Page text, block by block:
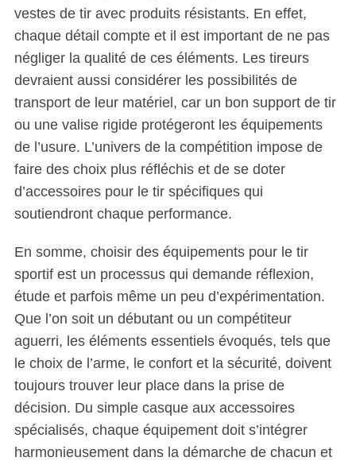
vestes de tir avec produits résistants. En effet,
chaque détail compte et il est important de ne pas
négliger la qualité de ces éléments. Les tireurs
devraient aussi considérer les possibilités de
transport de leur matériel, car un bon support de tir
ou une valise rigide protégeront les équipements
de l’usure. L’univers de la compétition impose de
faire des choix plus réfléchis et de se doter
d’accessoires pour le tir spécifiques qui
soutiendront chaque performance.
En somme, choisir des équipements pour le tir
sportif est un processus qui demande réflexion,
étude et parfois même un peu d’expérimentation.
Que l’on soit un débutant ou un compétiteur
aguerri, les éléments essentiels évoqués, tels que
le choix de l’arme, le confort et la sécurité, doivent
toujours trouver leur place dans la prise de
décision. Du simple casque aux accessoires
spécialisés, chaque équipement doit s’intégrer
harmonieusement dans la démarche de chacun et